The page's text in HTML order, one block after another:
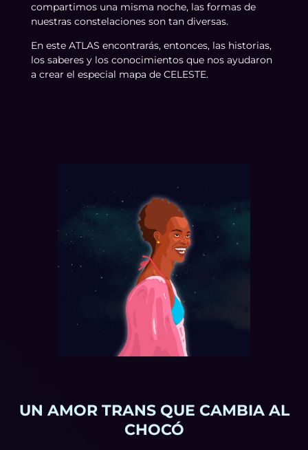
compartimos una misma noche, las formas de
nuestras constelaciones son tan diversas.
En este ATLAS encontrarás, entonces, las historias,
los saberes y los conocimientos que nos ayudaron
a crear el especial mapa de CELESTE.
VER VIDEO
UN AMOR TRANS QUE CAMBIA AL
CHOCÓ